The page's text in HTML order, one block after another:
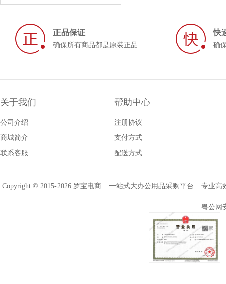
正品保证
确保所有商品都是原装正品
快
确
关于我们
公司介绍
商城简介
联系客服
帮助中心
注册协议
支付方式
配送方式
Copyright © 2015-2026 罗宝电商 _ 一站式大办公用品采购平台 _ 专业
粤公网